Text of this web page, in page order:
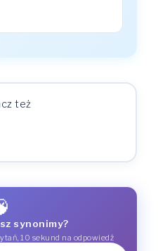
też
synonimy?
10 sekund na odpowiedź